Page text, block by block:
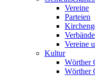
Vereine
Parteien
Verbände
Vereine
Kultur
Wörther
Wörther